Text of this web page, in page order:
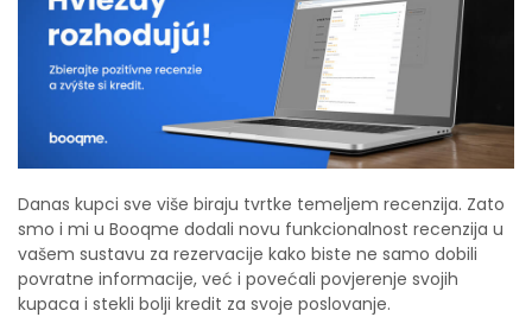
Danas kupci sve više biraju tvrtke temeljem recenzija. Zato
smo i mi u Booqme dodali novu funkcionalnost recenzija u
vašem sustavu za rezervacije kako biste ne samo dobili
povratne informacije, već i povećali povjerenje svojih
kupaca i stekli bolji kredit za svoje poslovanje.